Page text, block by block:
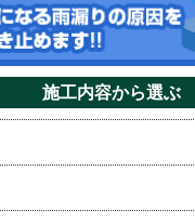
施工内容から選ぶ